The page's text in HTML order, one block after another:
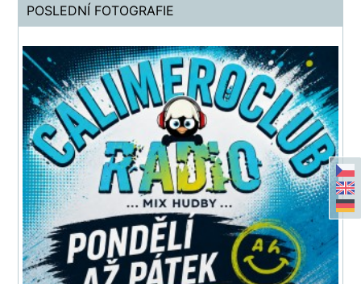
POSLEDNÍ FOTOGRAFIE